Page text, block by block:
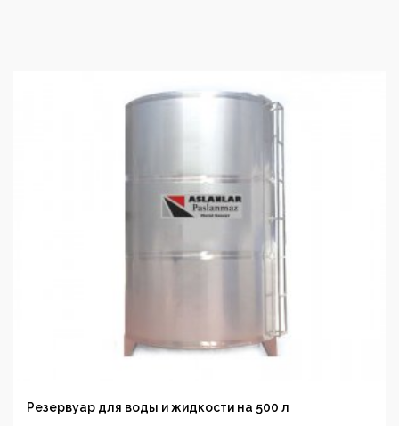
Резервуар для воды и жидкости на 500 л
воды из нержавеющей стали на 500 литров. Свяжитесь